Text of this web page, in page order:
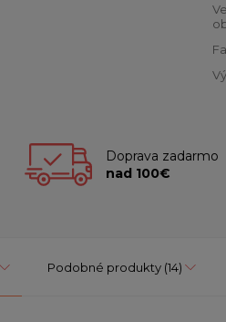
Doprava zadarmo
nad 100€
Podobné produkty (14)